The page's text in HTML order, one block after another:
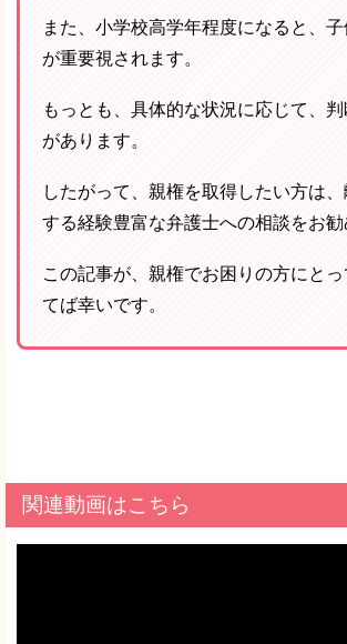
また、小学校高学年程度になると、
が重要視されます。
もっとも、具体的な状況に応じて、
があります。
したがって、親権を取得したい方は
する経験豊富な弁護士への相談をお勧
この記事が、親権でお困りの方にと
てば幸いです。
関連動画はこちら